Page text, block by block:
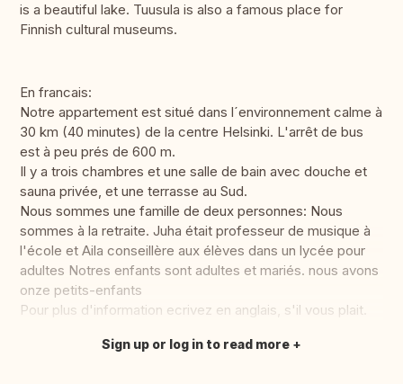
is a beautiful lake. Tuusula is also a famous place for
Finnish cultural museums.
En francais:
Notre appartement est situé dans l´environnement calme à
30 km (40 minutes) de la centre Helsinki. L'arrêt de bus
est à peu prés de 600 m.
Il y a trois chambres et une salle de bain avec douche et
sauna privée, et une terrasse au Sud.
Nous sommes une famille de deux personnes: Nous
sommes à la retraite. Juha était professeur de musique à
l'école et Aila conseillère aux élèves dans un lycée pour
adultes Notres enfants sont adultes et mariés. nous avons
onze petits-enfants
Pour plus d'information ecrivez en anglais, s'il vous plait.
Translate this
Sign up or log in to read more